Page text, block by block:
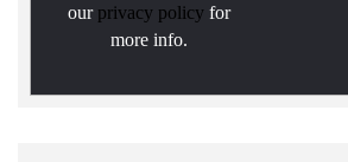
our privacy policy for
more info.